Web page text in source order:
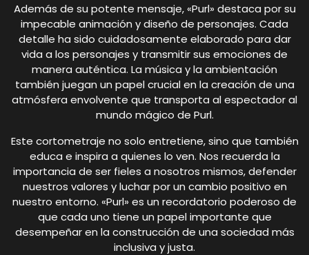
Además de su potente mensaje, «Purl» destaca por su
impecable animación y diseño de personajes. Cada
detalle ha sido cuidadosamente elaborado para dar
vida a los personajes y transmitir sus emociones de
manera auténtica. La música y la ambientación
también juegan un papel crucial en la creación de una
atmósfera envolvente que transporta al espectador al
mundo mágico de Purl.
Este cortometraje no solo entretiene, sino que también
educa e inspira a quienes lo ven. Nos recuerda la
importancia de ser fieles a nosotros mismos, defender
nuestros valores y luchar por un cambio positivo en
nuestro entorno. «Purl» es un recordatorio poderoso de
que cada uno tiene un papel importante que
desempeñar en la construcción de una sociedad más
inclusiva y justa.